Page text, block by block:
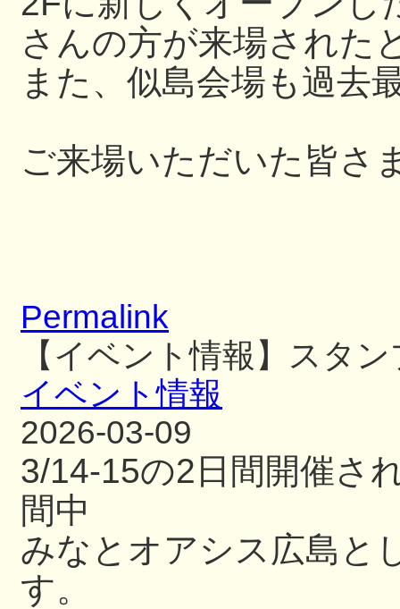
さんの方が来場された
また、似島会場も過去
ご来場いただいた皆さ
Permalink
【イベント情報】スタ
イベント情報
2026-03-09
3/14-15の2日間開催さ
間中
みなとオアシス広島と
す。